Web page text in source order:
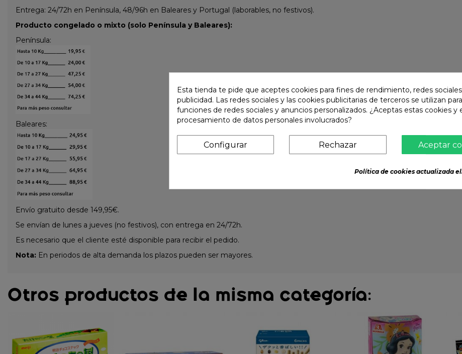
Entrega: 24/72h en Península, 48/96h en Baleares y Portugal (laborables, no festivos).
Producto congelado o mixto (solo Península y Baleares):
Península:
Baleares:
Envío gratuito desde 149,95€.
Se envían de lunes a jueves (no festivos), con entrega en 24/72h.
Es necesario que el cliente esté disponible para recibir el pedido.
Nota: En periodos de alta demanda los plazos pueden ser mayores.
Otros productos de la misma categoría:
Esta tienda te pide que aceptes cookies para fines de rendimiento, redes
publicidad. Las redes sociales y las cookies publicitarias de terceros se utilizan
funciones de redes sociales y anuncios personalizados. ¿Aceptas estas cookies y
procesamiento de datos personales involucrados?
Aceptar
Rechazar
Configurar
Política de cookies actualizada